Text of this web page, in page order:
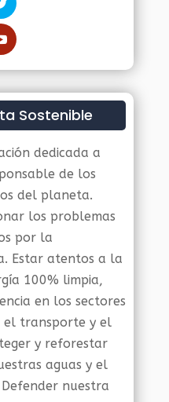
Sostenible
dedicada a
de los
del planeta.
los problemas
por la
Estar atentos a la
100% limpia,
en los sectores
el transporte y el
y reforestar
aguas y el
nuestra